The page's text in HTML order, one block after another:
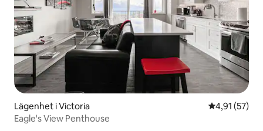
Lägenhet i Victoria 4,91 av 5 i
4,91 (57)
Eagle's View Penthouse